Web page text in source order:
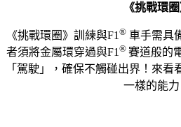
《挑戰環圈
《挑戰環圈》訓練與F1 ®車手需具
者須將金屬環穿過與F1 ® 賽道般的
「駕駛」，確保不觸碰出界！來
一樣的能力